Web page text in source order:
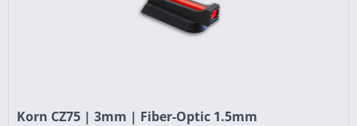
Korn CZ75 | 3mm | Fiber-Optic 1.5mm